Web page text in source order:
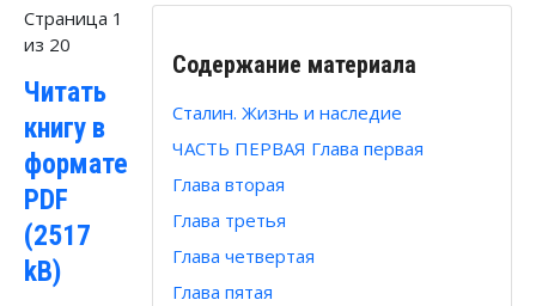
Содержание материала
Сталин. Жизнь и наследие
ЧАСТЬ ПЕРВАЯ Глава первая
Глава вторая
Глава третья
Глава четвертая
Глава пятая
Страница 1
из 20
Читать
книгу в
формате
PDF
(2517
kB)